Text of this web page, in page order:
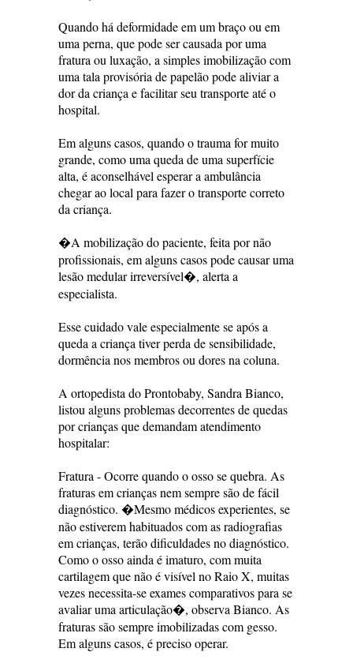
Quando há deformidade em um braço ou em
uma perna, que pode ser causada por uma
fratura ou luxação, a simples imobilização com
uma tala provisória de papelão pode aliviar a
dor da criança e facilitar seu transporte até o
hospital.
Em alguns casos, quando o trauma for muito
grande, como uma queda de uma superfície
alta, é aconselhável esperar a ambulância
chegar ao local para fazer o transporte correto
da criança.
�A mobilização do paciente, feita por não
profissionais, em alguns casos pode causar uma
lesão medular irreversível�, alerta a
especialista.
Esse cuidado vale especialmente se após a
queda a criança tiver perda de sensibilidade,
dormência nos membros ou dores na coluna.
A ortopedista do Prontobaby, Sandra Bianco,
listou alguns problemas decorrentes de quedas
por crianças que demandam atendimento
hospitalar:
Fratura - Ocorre quando o osso se quebra. As
fraturas em crianças nem sempre são de fácil
diagnóstico. �Mesmo médicos experientes, se
não estiverem habituados com as radiografias
em crianças, terão dificuldades no diagnóstico.
Como o osso ainda é imaturo, com muita
cartilagem que não é visível no Raio X, muitas
vezes necessita-se exames comparativos para se
avaliar uma articulação�, observa Bianco. As
fraturas são sempre imobilizadas com gesso.
Em alguns casos, é preciso operar.